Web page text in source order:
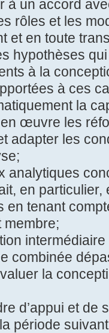
à un accord
rôles et les
et en toute
hypothèses
à la
à ces
la
œuvre les
adapter les
analytiques
en particulier,
en tenant
membre;
combinée
la
d’appui et de
période